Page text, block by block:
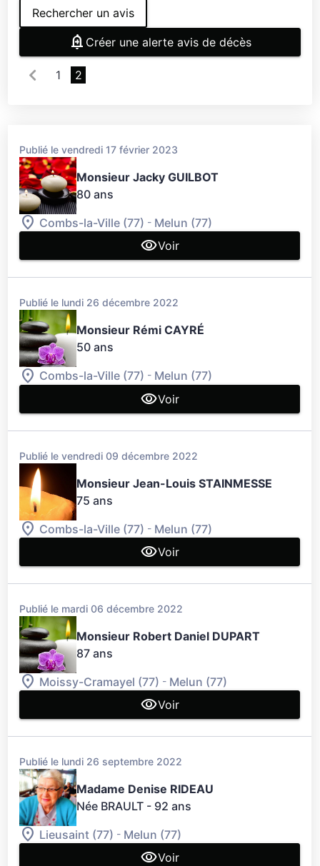
Rechercher un avis
Créer une alerte avis de décès
1 2
Publié le vendredi 17 février 2023
Monsieur Jacky GUILBOT
80 ans
Combs-la-Ville (77) - Melun (77)
Voir
Publié le lundi 26 décembre 2022
Monsieur Rémi CAYRÉ
50 ans
Combs-la-Ville (77) - Melun (77)
Voir
Publié le vendredi 09 décembre 2022
Monsieur Jean-Louis STAINMESSE
75 ans
Combs-la-Ville (77) - Melun (77)
Voir
Publié le mardi 06 décembre 2022
Monsieur Robert Daniel DUPART
87 ans
Moissy-Cramayel (77) - Melun (77)
Voir
Publié le lundi 26 septembre 2022
Madame Denise RIDEAU
Née BRAULT - 92 ans
Lieusaint (77) - Melun (77)
Voir